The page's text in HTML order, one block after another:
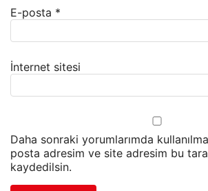
E-posta *
İnternet sitesi
Daha sonraki yorumlarımda
posta adresim ve site adresim bu
kaydedilsin.